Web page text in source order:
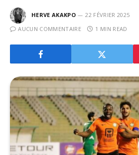
HERVE AKAKPO
22 FÉVRIER 2025
AUCUN COMMENTAIRE
1 MIN READ